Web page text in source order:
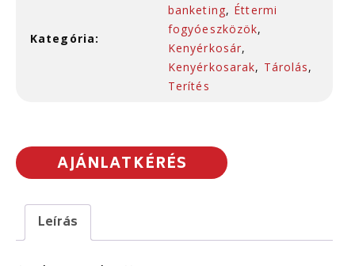
Kategória:
banketing, Éttermi
fogyóeszközök,
Kenyérkosár,
Kenyérkosarak, Tárolás,
Terítés
AJÁNLATKÉRÉS
Leírás